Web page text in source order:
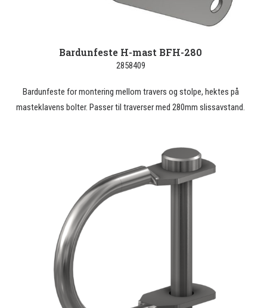
Bardunfeste H-mast BFH-280
2858409
Bardunfeste for montering mellom travers og stolpe, hektes på
masteklavens bolter. Passer til traverser med 280mm slissavstand.